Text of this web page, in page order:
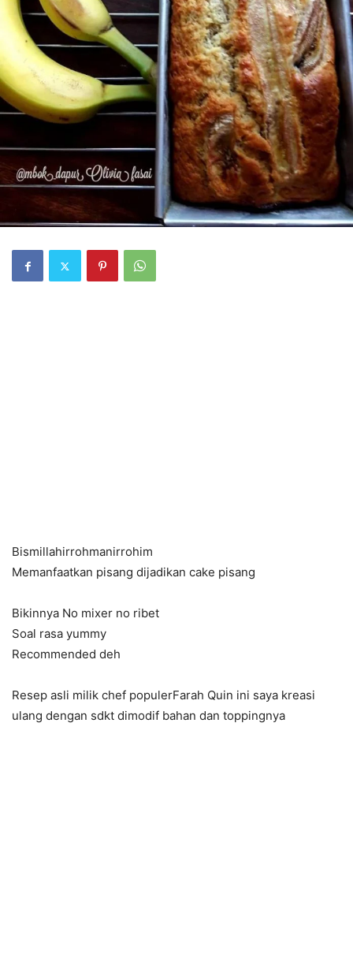
Bismillahirrohmanirrohim
Memanfaatkan pisang dijadikan cake pisang
Bikinnya No mixer no ribet
Soal rasa yummy
Recommended deh
Resep asli milik chef populerFarah Quin ini saya kreasi
ulang dengan sdkt dimodif bahan dan toppingnya